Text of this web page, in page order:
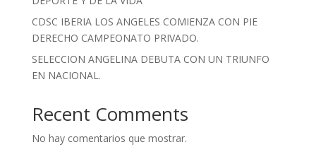
CDSC IBERIA LOS ANGELES COMIENZA CON PIE
DERECHO CAMPEONATO PRIVADO.
SELECCION ANGELINA DEBUTA CON UN TRIUNFO
EN NACIONAL.
Recent Comments
No hay comentarios que mostrar.